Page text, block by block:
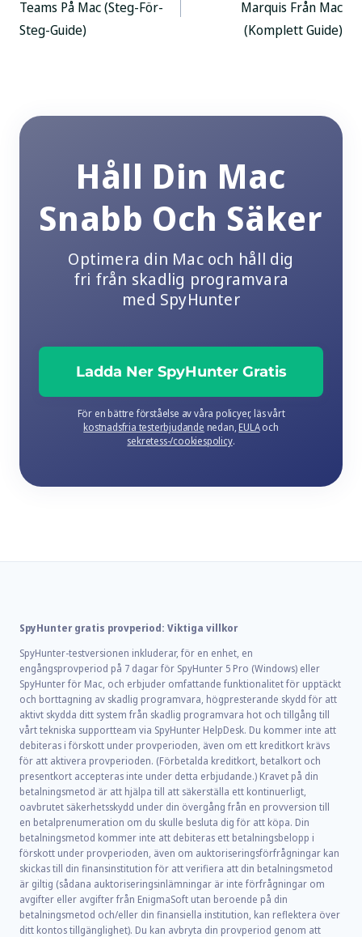
Teams På Mac (Steg-För-
Steg-Guide)
Marquis Från Mac
(Komplett Guide)
Håll Din Mac
Snabb Och Säker
Optimera din Mac och håll dig
fri från skadlig programvara
med SpyHunter
Ladda Ner SpyHunter Gratis
För en bättre förståelse av våra policyer, läs vårt
kostnadsfria testerbjudande nedan, EULAoch
sekretess-/cookiespolicy.
SpyHunter gratis provperiod: Viktiga villkor
SpyHunter-testversionen inkluderar, för en enhet, en
engångsprovperiod på 7 dagar för SpyHunter 5 Pro (Windows) eller
SpyHunter för Mac, och erbjuder omfattande funktionalitet för upptäckt
och borttagning av skadlig programvara, högpresterande skydd för att
aktivt skydda ditt system från skadlig programvara hot och tillgång till
vårt tekniska supportteam via SpyHunter HelpDesk. Du kommer inte att
debiteras i förskott under provperioden, även om ett kreditkort krävs
för att aktivera provperioden. (Förbetalda kreditkort, betalkort och
presentkort accepteras inte under detta erbjudande.) Kravet på din
betalningsmetod är att hjälpa till att säkerställa ett kontinuerligt,
oavbrutet säkerhetsskydd under din övergång från en provversion till
en betalprenumeration om du skulle besluta dig för att köpa. Din
betalningsmetod kommer inte att debiteras ett betalningsbelopp i
förskott under provperioden, även om auktoriseringsförfrågningar kan
skickas till din finansinstitution för att verifiera att din betalningsmetod
är giltig (sådana auktoriseringsinlämningar är inte förfrågningar om
avgifter eller avgifter från EnigmaSoft utan beroende på din
betalningsmetod och/eller din finansiella institution, kan reflektera över
ditt kontos tillgänglighet). Du kan avbryta din provperiod genom att